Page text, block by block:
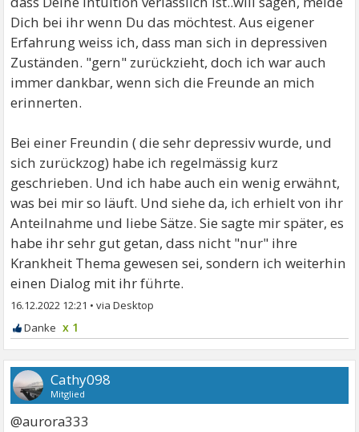
Dich bei ihr wenn Du das möchtest. Aus eigener
Erfahrung weiss ich, dass man sich in depressiven
Zuständen. "gern" zurückzieht, doch ich war auch
immer dankbar, wenn sich die Freunde an mich
erinnerten.
Bei einer Freundin ( die sehr depressiv wurde, und
sich zurückzog) habe ich regelmässig kurz
geschrieben. Und ich habe auch ein wenig erwähnt,
was bei mir so läuft. Und siehe da, ich erhielt von ihr
Anteilnahme und liebe Sätze. Sie sagte mir später, es
habe ihr sehr gut getan, dass nicht "nur" ihre
Krankheit Thema gewesen sei, sondern ich weiterhin
einen Dialog mit ihr führte.
16.12.2022 12:21 •
x 1
Cathy098
Mitglied
@aurora333